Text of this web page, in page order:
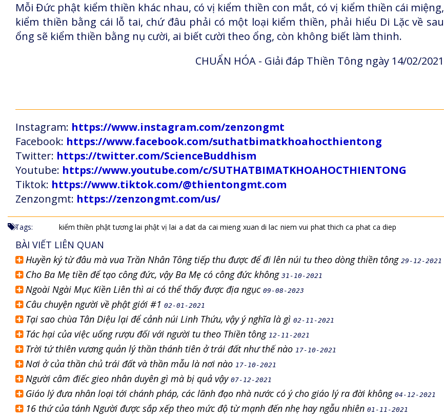
Mỗi Đức phật kiểm thiền khác nhau, có vị kiểm thiền con mắt, có vị kiểm thiền cái miệng,
kiểm thiền bằng cái lỗ tai, chứ đâu phải có một loại kiểm thiền, phải hiểu Di Lặc về sau
ổng sẽ kiểm thiền bằng nụ cười, ai biết cười theo ổng, còn không biết làm thinh.
CHUẨN HÓA - Giải đáp Thiền Tông ngày 14/02/2021
Instagram: https://www.instagram.com/zenzongmt
Facebook: https://www.facebook.com/suthatbimatkhoahocthientong
Twitter: https://twitter.com/ScienceBuddhism
Youtube: https://www.youtube.com/c/SUTHATBIMATKHOAHOCTHIENTONG
Tiktok: https://www.tiktok.com/@thientongmt.com
Zenzongmt: https://zenzongmt.com/us/
Tags: kiểm thiền phật tương lai phật vị lai a dat da cai mieng xuan di lac niem vui phat thich ca phat ca diep
BÀI VIẾT LIÊN QUAN
Huyền ký từ đâu mà vua Trần Nhân Tông tiếp thu được để đi lên núi tu theo dòng thiền tông 29-12-2021
Cho Ba Mẹ tiền để tạo công đức, vậy Ba Mẹ có công đức không 31-10-2021
Ngoài Ngài Mục Kiền Liên thì ai có thể thấy được địa ngục 09-08-2023
Câu chuyện người về phật giới #1 02-01-2021
Tại sao chùa Tân Diệu lại để cảnh núi Linh Thứu, vậy ý nghĩa là gì 02-11-2021
Tác hại của việc uống rượu đối với người tu theo Thiền tông 12-11-2021
Trời tứ thiên vương quản lý thần thánh tiên ở trái đất như thế nào 17-10-2021
Nơi ở của thần chủ trái đất và thần mẫu là nơi nào 17-10-2021
Người câm điếc gieo nhân duyên gì mà bị quả vậy 07-12-2021
Giáo lý đưa nhân loại tới chánh pháp, các lãnh đạo nhà nước có ý cho giáo lý ra đời không 04-12-2021
16 thứ của tánh Người được sắp xếp theo mức độ từ mạnh đến nhẹ hay ngẫu nhiên 01-11-2021